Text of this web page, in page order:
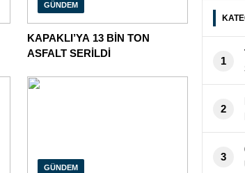
GÜNDEM
KAPAKLI’YA 13 BİN TON
ASFALT SERİLDİ
GÜNDEM
1
2
3